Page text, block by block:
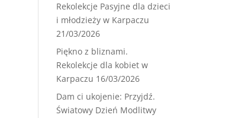
Rekolekcje Pasyjne dla dzieci
i młodzieży w Karpaczu
21/03/2026
Piękno z bliznami.
Rekolekcje dla kobiet w
Karpaczu 16/03/2026
Dam ci ukojenie: Przyjdź.
Światowy Dzień Modlitwy